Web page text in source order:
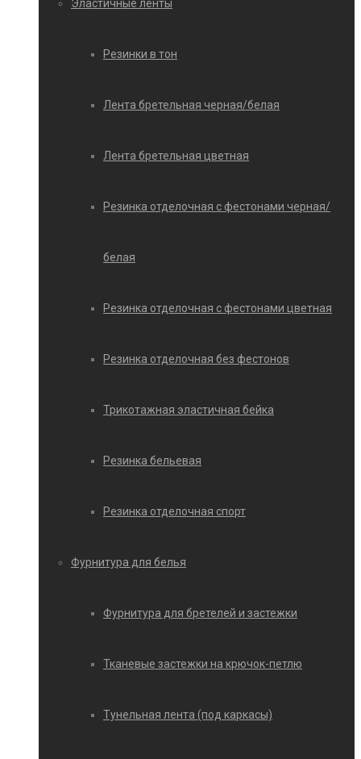
Эластичные ленты
Резинки в тон
Лента бретельная черная/белая
Лента бретельная цветная
Резинка отделочная с фестонами черная/
белая
Резинка отделочная с фестонами цветная
Резинка отделочная без фестонов
Трикотажная эластичная бейка
Резинка бельевая
Резинка отделочная спорт
Фурнитура для белья
Фурнитура для бретелей и застежки
Тканевые застежки на крючок-петлю
Тунельная лента (под каркасы)